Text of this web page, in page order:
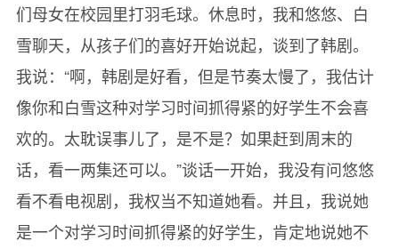
们母女在校园里打羽毛球。休息时，我和悠悠、白
雪聊天，从孩子们的喜好开始说起，谈到了韩剧。
我说：“啊，韩剧是好看，但是节奏太慢了，我估计
像你和白雪这种对学习时间抓得紧的好学生不会喜
欢的。太耽误事儿了，是不是？如果赶到周末的
话，看一两集还可以。”谈话一开始，我没有问悠悠
看不看电视剧，我权当不知道她看。并且，我说她
是一个对学习时间抓得紧的好学生，肯定地说她不